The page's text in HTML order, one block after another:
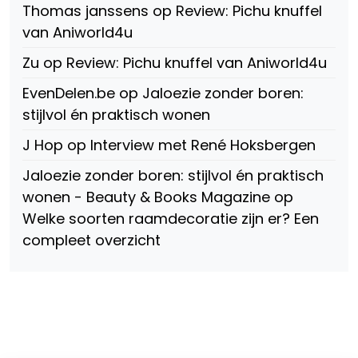
Facebook
Thomas janssens op Review: Pichu knuffel
van Aniworld4u
Zu op Review: Pichu knuffel van Aniworld4u
EvenDelen.be op Jaloezie zonder boren:
stijlvol én praktisch wonen
J Hop op Interview met René Hoksbergen
Jaloezie zonder boren: stijlvol én praktisch
wonen - Beauty & Books Magazine op
Welke soorten raamdecoratie zijn er? Een
compleet overzicht